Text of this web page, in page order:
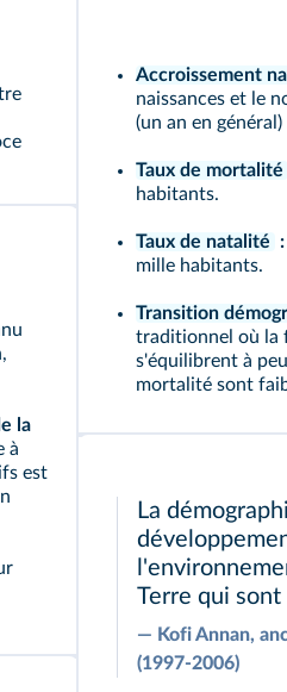
la
à
est
Accroissement
naissances et le
(un an en
Taux de mortalité
habitants.
Taux de natalité :
mille habitants.
Transition
traditionnel où la
s'équilibrent à
mortalité sont
La
Terre qui
― Kofi Annan,
(1997-2006)